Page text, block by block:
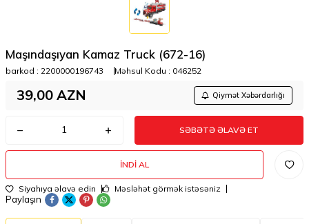
Maşındaşıyan Kamaz Truck (672-16)
barkod : 2200000196743 Məhsul Kodu : 046252
39,00 AZN Qiymət Xəbərdarlığı
SƏBƏTƏ ƏLAVƏ ET
İNDI AL
Siyahıya əlavə edin Məsləhət görmək istəsəniz
Paylaşın